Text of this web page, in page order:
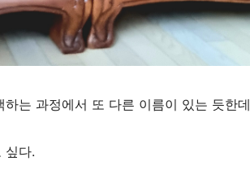
는 과정에서 또 다른 이름이 있는 듯한데
싶다.